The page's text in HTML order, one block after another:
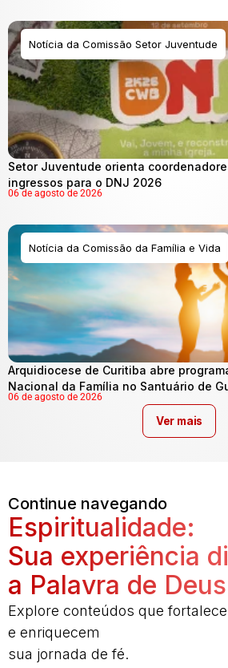
Notícia da Comissão Setor Juventude
Setor Juventude orienta
ingressos para o DNJ 2026
06 de agosto de 2026
Notícia da Comissão da Família e Vida
Arquidiocese de Curitiba abre
Nacional da Família no Santuário de
06 de agosto de 2026
Ver mais
Continue navegando
Espiritualidade:
Sua experiência
a Palavra de Deus
Explore conteúdos que
e enriquecem
sua jornada de fé.